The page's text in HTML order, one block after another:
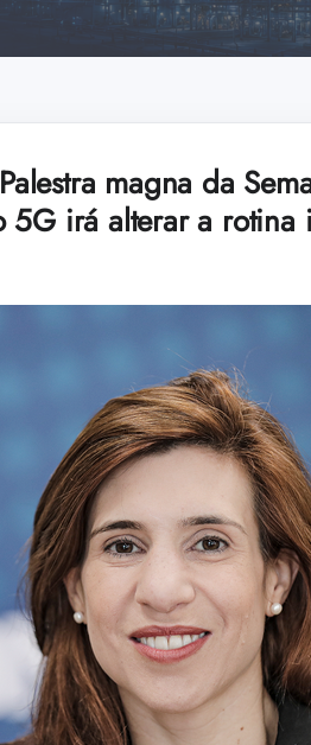
magna da
irá alterar a rotina